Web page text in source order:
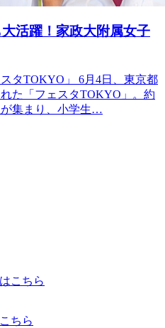
活躍！家政大附属女子
タTOKYO」 6月4日、東京都
た「フェスタTOKYO」。約
集まり、小学生…
こちら
ちら